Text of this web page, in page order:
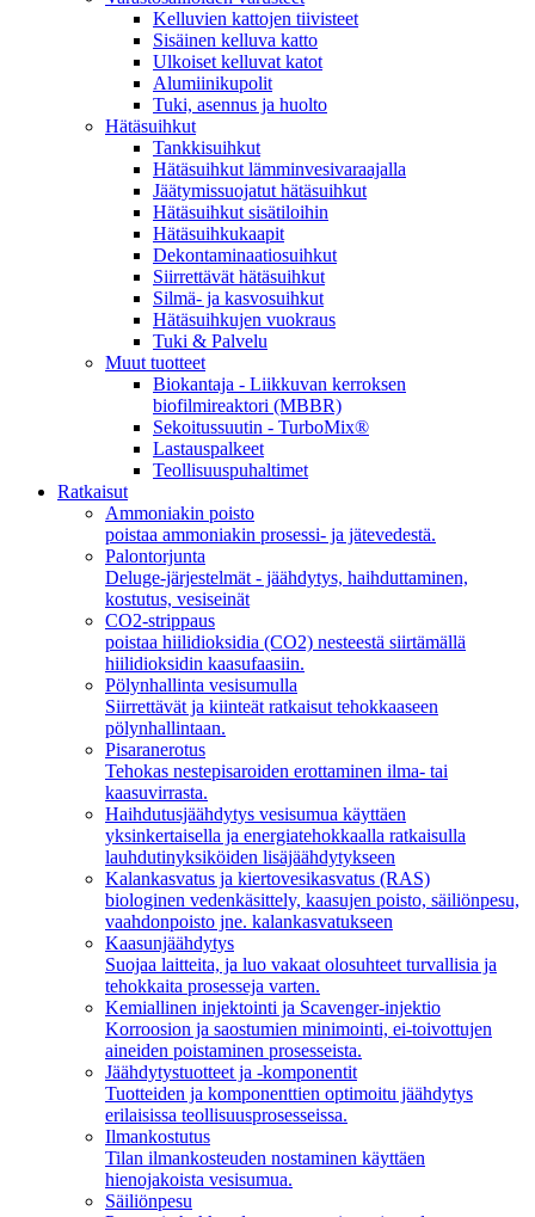
Kelluvien kattojen tiivisteet
Sisäinen kelluva katto
Ulkoiset kelluvat katot
Alumiinikupolit
Tuki, asennus ja huolto
Hätäsuihkut
Tankkisuihkut
Hätäsuihkut lämminvesivaraajalla
Jäätymissuojatut hätäsuihkut
Hätäsuihkut sisätiloihin
Hätäsuihkukaapit
Dekontaminaatiosuihkut
Siirrettävät hätäsuihkut
Silmä- ja kasvosuihkut
Hätäsuihkujen vuokraus
Tuki & Palvelu
Muut tuotteet
Biokantaja - Liikkuvan kerroksen
biofilmireaktori (MBBR)
Sekoitussuutin - TurboMix®
Lastauspalkeet
Teollisuuspuhaltimet
Ratkaisut
Ammoniakin poisto
poistaa ammoniakin prosessi- ja jätevedestä.
Palontorjunta
Deluge-järjestelmät - jäähdytys, haihduttaminen,
kostutus, vesiseinät
CO2-strippaus
poistaa hiilidioksidia (CO2) nesteestä siirtämällä
hiilidioksidin kaasufaasiin.
Pölynhallinta vesisumulla
Siirrettävät ja kiinteät ratkaisut tehokkaaseen
pölynhallintaan.
Pisaranerotus
Tehokas nestepisaroiden erottaminen ilma- tai
kaasuvirrasta.
Haihdutusjäähdytys vesisumua käyttäen
yksinkertaisella ja energiatehokkaalla ratkaisulla
lauhdutinyksiköiden lisäjäähdytykseen
Kalankasvatus ja kiertovesikasvatus (RAS)
biologinen vedenkäsittely, kaasujen poisto, säiliönpesu,
vaahdonpoisto jne. kalankasvatukseen
Kaasunjäähdytys
Suojaa laitteita, ja luo vakaat olosuhteet turvallisia ja
tehokkaita prosesseja varten.
Kemiallinen injektointi ja Scavenger-injektio
Korroosion ja saostumien minimointi, ei-toivottujen
aineiden poistaminen prosesseista.
Jäähdytystuotteet ja -komponentit
Tuotteiden ja komponenttien optimoitu jäähdytys
erilaisissa teollisuusprosesseissa.
Ilmankostutus
Tilan ilmankosteuden nostaminen käyttäen
hienojakoista vesisumua.
Säiliönpesu